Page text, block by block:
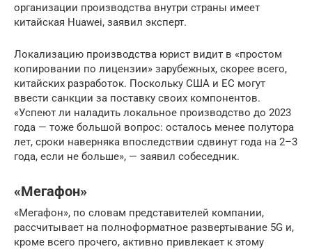
организации производства внутри страны имеет
китайская Huawei, заявил эксперт.
Локализацию производства юрист видит в «простом
копировании по лицензии» зарубежных, скорее всего,
китайских разработок. Поскольку США и ЕС могут
ввести санкции за поставку своих компонентов.
«Успеют ли наладить локальное производство до 2023
года — тоже большой вопрос: осталось менее полутора
лет, сроки наверняка впоследствии сдвинут года на 2–3
года, если не больше», — заявил собеседник.
«Мегафон»
«Мегафон», по словам представителей компании,
рассчитывает на полноформатное развертывание 5G и,
кроме всего прочего, активно привлекает к этому